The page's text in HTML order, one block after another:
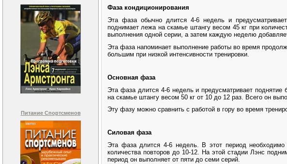
Питание Спортсменов
Фаза кондиционирования
Эта фаза обычно длится 4-6 недель и
поднимает лежа на скамье штангу весом 45 кг при
выполнения одной серии, а затем каждую неделю
Эта фаза напоминает выполнение работы во время
большим при низкой интенсивности тренировки.
Основная фаза
Эта фаза длится 4-6 недель и предусматривает
на скамье штангу весом 50 кг от 10 до 12 раз. Всего он
Эту фазу можно сравнить с работой в гору во время
Силовая фаза
Эта фаза длится 4-6 недель. В этот период необходимо
количества повторов до 10-12. На этой стадии Лэнс
период он выполняет от пяти до семи серий.